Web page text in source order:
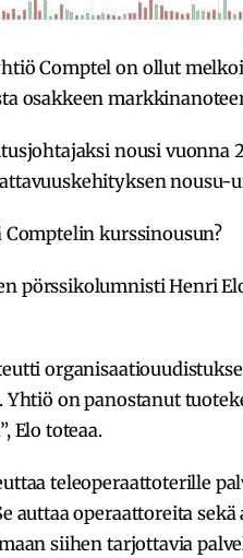
Comptel on ollut
osakkeen
nousi vuonna
nousu-
Comptelin kurssinousun?
pörssikolumnisti Henri
Yhtiö on panostanut
Elo toteaa.
teleoperaattoterille
auttaa operaattoreita
siihen tarjottavia